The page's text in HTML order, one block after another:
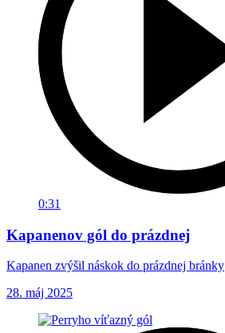
0:31
Kapanenov gól do prázdnej
Kapanen zvýšil náskok do prázdnej bránky
28. máj 2025